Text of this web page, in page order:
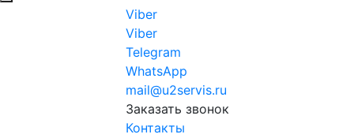
Viber
Viber
Telegram
WhatsApp
mail@u2servis.ru
Заказать звонок
Контакты